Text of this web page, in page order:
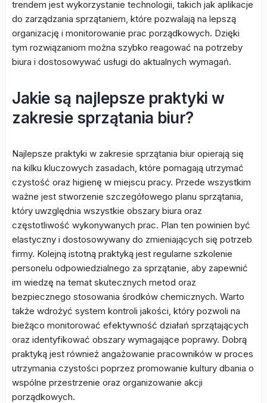
trendem jest wykorzystanie technologii, takich jak aplikacje
do zarządzania sprzątaniem, które pozwalają na lepszą
organizację i monitorowanie prac porządkowych. Dzięki
tym rozwiązaniom można szybko reagować na potrzeby
biura i dostosowywać usługi do aktualnych wymagań.
Jakie są najlepsze praktyki w
zakresie sprzątania biur?
Najlepsze praktyki w zakresie sprzątania biur opierają się
na kilku kluczowych zasadach, które pomagają utrzymać
czystość oraz higienę w miejscu pracy. Przede wszystkim
ważne jest stworzenie szczegółowego planu sprzątania,
który uwzględnia wszystkie obszary biura oraz
częstotliwość wykonywanych prac. Plan ten powinien być
elastyczny i dostosowywany do zmieniających się potrzeb
firmy. Kolejną istotną praktyką jest regularne szkolenie
personelu odpowiedzialnego za sprzątanie, aby zapewnić
im wiedzę na temat skutecznych metod oraz
bezpiecznego stosowania środków chemicznych. Warto
także wdrożyć system kontroli jakości, który pozwoli na
bieżąco monitorować efektywność działań sprzątających
oraz identyfikować obszary wymagające poprawy. Dobrą
praktyką jest również angażowanie pracowników w proces
utrzymania czystości poprzez promowanie kultury dbania o
wspólne przestrzenie oraz organizowanie akcji
porządkowych.